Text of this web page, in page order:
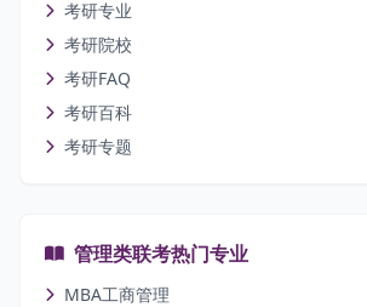
考研专业
考研院校
考研FAQ
考研百科
考研专题
管理类联考热门专业
MBA工商管理